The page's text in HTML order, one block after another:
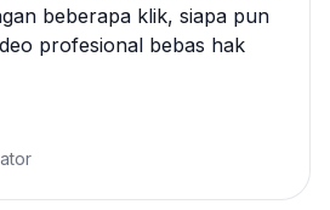
beberapa klik, siapa pun
profesional bebas hak